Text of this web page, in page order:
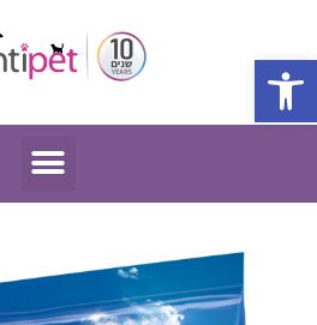
פתח סרגל נגישות